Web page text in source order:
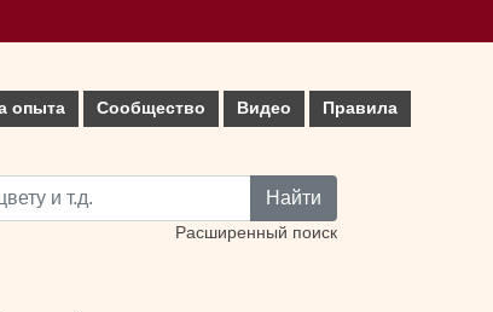
опыта Сообщество Видео Правила
Найти
Расширенный поиск